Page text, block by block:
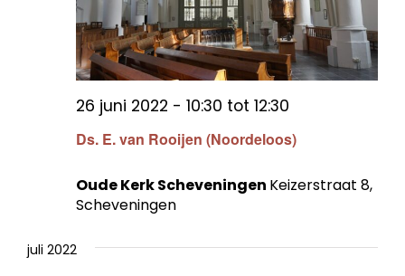
Ds. E. van Rooijen (Noordeloos)
26 juni 2022 - 10:30 tot 12:30
Oude Kerk Scheveningen Keizerstraat 8,
Scheveningen
juli 2022